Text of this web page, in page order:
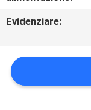
Evidenziare: